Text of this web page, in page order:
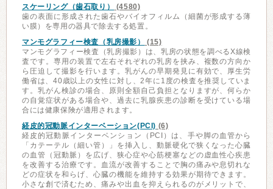
スケーリング（歯石取り）
(4580)
歯の表面に形成された歯石やバイオフィルム（細菌が形成する薄
い膜）を専用の器具で除去する処置。
マンモグラフィー検査（乳房撮影）
(15)
マンモグラフィー検査（乳房撮影）は、乳房の状態を調べるX線検
査です。専用の装置で左右それぞれの乳房を挟み、複数の方向か
ら圧迫して撮影を行います。乳がんの早期発見に有効で、厚生労
働省は、40歳以上の女性に対し、2年に1度の検査を推奨していま
す。乳がん検診の場合、原則全額自己負担となりますが、何らか
の自覚症状がある場合や、過去に乳腺疾患の診断を受けている場
合には健康保険が適用されます。
経皮的冠動脈インターベーション(PCI) (6)
経皮的冠動脈インターベンション（PCI）は、手や脚の血管から
「カテーテル（細い管）」を挿入し、動脈硬化で狭くなった心臓
の血管（冠動脈）を広げ、狭心症や心筋梗塞などの虚血性心疾患
を改善する治療です。血流が改善することで胸の痛みや息切れな
どの症状を和らげ、心臓の機能を維持する効果が期待できます。
小さな創で済むため、痛みや出血を抑えられるのがメリットで、